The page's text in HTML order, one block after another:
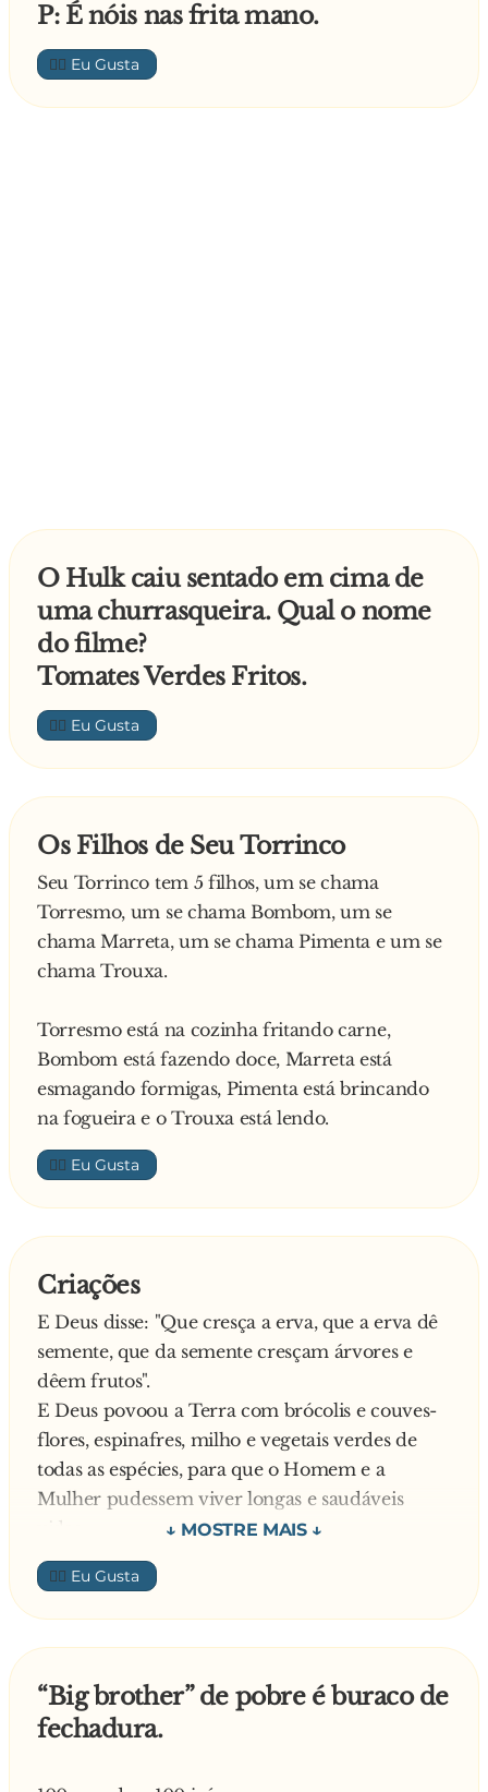
P: É nóis nas frita mano.
👍🏼
O Hulk caiu sentado em cima de
uma churrasqueira. Qual o nome
do filme?
Tomates Verdes Fritos.
👍🏼
Os Filhos de Seu Torrinco
Seu Torrinco tem 5 filhos, um se chama
Torresmo, um se chama Bombom, um se
chama Marreta, um se chama Pimenta e um se
chama Trouxa.
Torresmo está na cozinha fritando carne,
Bombom está fazendo doce, Marreta está
esmagando formigas, Pimenta está brincando
na fogueira e o Trouxa está lendo.
👍🏼
Criações
E Deus disse: "Que cresça a erva, que a erva dê
semente, que da semente cresçam árvores e
dêem frutos".
E Deus povoou a Terra com brócolis e couves-
flores, espinafres, milho e vegetais verdes de
todas as espécies, para que o Homem e a
Mulher pudessem viver longas e saudáveis
E Satanás criou o McDonalds e a promoção de
dois BigMacs a cinco reais.
E Satanás disse ao homem: "Queres as batatas
fritas com quê?"
cola, catchup e mostarda".
E o Homem engordou cinco quilos.
👍🏼
“Big brother” de pobre é buraco de
fechadura.